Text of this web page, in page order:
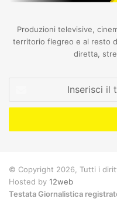
Produzioni televisive,
territorio flegreo e al resto
diretta,
tuo
email
© Copyright 2026, Tutti i
Hosted by 12web
Testata Giornalistica